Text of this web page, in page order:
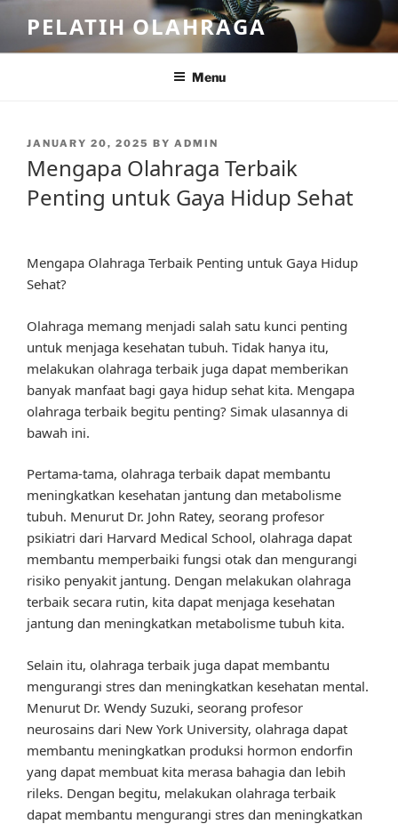
content
PELATIH OLAHRAGA
Menu
POSTED
JANUARY 20, 2025 BY ADMIN
Mengapa Olahraga Terbaik
Penting untuk Gaya Hidup Sehat
Mengapa Olahraga Terbaik Penting untuk Gaya Hidup
Sehat?
Olahraga memang menjadi salah satu kunci penting
untuk menjaga kesehatan tubuh. Tidak hanya itu,
melakukan olahraga terbaik juga dapat memberikan
banyak manfaat bagi gaya hidup sehat kita. Mengapa
olahraga terbaik begitu penting? Simak ulasannya di
bawah ini.
Pertama-tama, olahraga terbaik dapat membantu
meningkatkan kesehatan jantung dan metabolisme
tubuh. Menurut Dr. John Ratey, seorang profesor
psikiatri dari Harvard Medical School, olahraga dapat
membantu memperbaiki fungsi otak dan mengurangi
risiko penyakit jantung. Dengan melakukan olahraga
terbaik secara rutin, kita dapat menjaga kesehatan
jantung dan meningkatkan metabolisme tubuh kita.
Selain itu, olahraga terbaik juga dapat membantu
mengurangi stres dan meningkatkan kesehatan mental.
Menurut Dr. Wendy Suzuki, seorang profesor
neurosains dari New York University, olahraga dapat
membantu meningkatkan produksi hormon endorfin
yang dapat membuat kita merasa bahagia dan lebih
rileks. Dengan begitu, melakukan olahraga terbaik
dapat membantu mengurangi stres dan meningkatkan